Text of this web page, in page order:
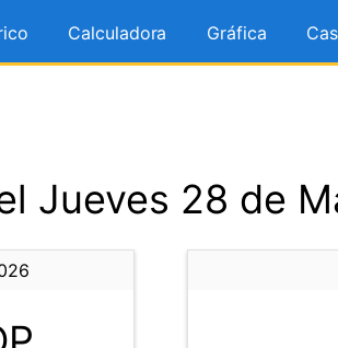
Calculadora Gráfica
Jueves 28 de